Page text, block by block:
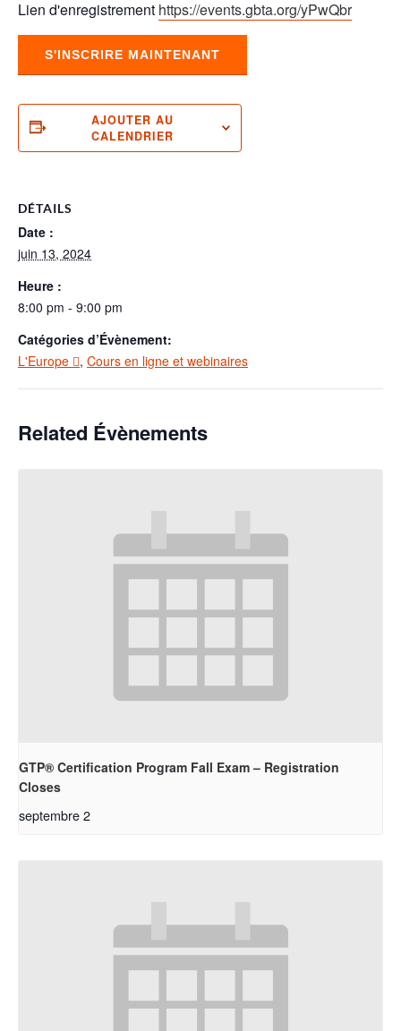
Lien d'enregistrement https://events.gbta.org/yPwQbr
S'INSCRIRE MAINTENANT
AJOUTER AU
CALENDRIER
DÉTAILS
Date :
juin 13, 2024
Heure :
8:00 pm - 9:00 pm
Catégories d’Évènement:
L'Europe , Cours en ligne et webinaires
Related Évènements
GTP® Certification Program Fall Exam – Registration
Closes
septembre 2